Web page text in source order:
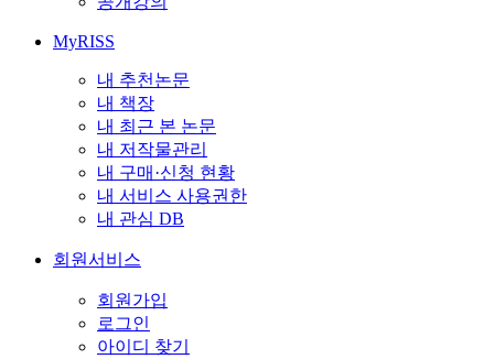
MyRISS
내 추천논문
내 책장
내 최근 본 논문
내 저작물관리
내 구매·신청 현황
내 서비스 사용권한
내 관심 DB
회원서비스
회원가입
로그인
아이디 찾기